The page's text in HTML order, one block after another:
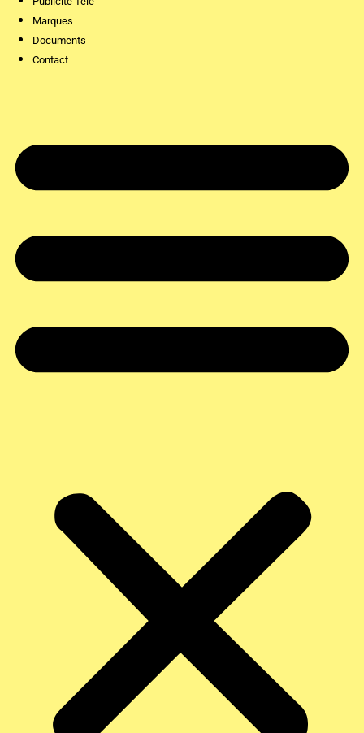
Marques
Documents
Contact